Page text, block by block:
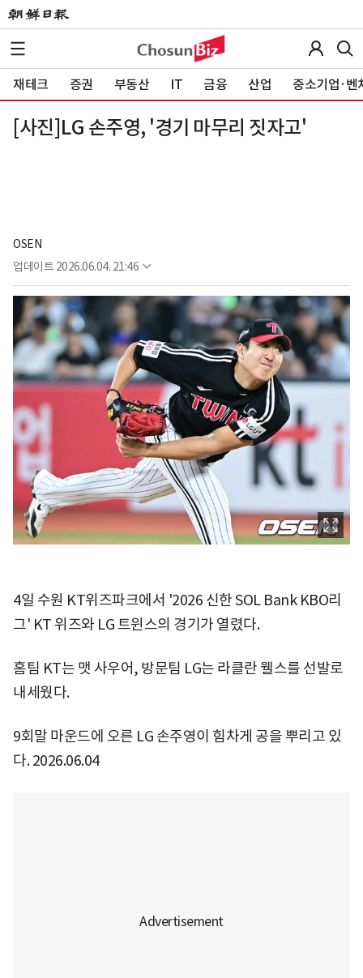
재테크 증권 부동산 IT 금융 산업 중소기업·벤
[사진]LG 손주영, '경기 마무리 짓자고'
OSEN
업데이트 2026.06.04. 21:46
4일 수원 KT위즈파크에서 '2026 신한 SOL Bank KBO리
그' KT 위즈와 LG 트윈스의 경기가 열렸다.
홈팀 KT는 맷 사우어, 방문팀 LG는 라클란 웰스를 선발로
내세웠다.
9회말 마운드에 오른 LG 손주영이 힘차게 공을 뿌리고 있
다. 2026.06.04